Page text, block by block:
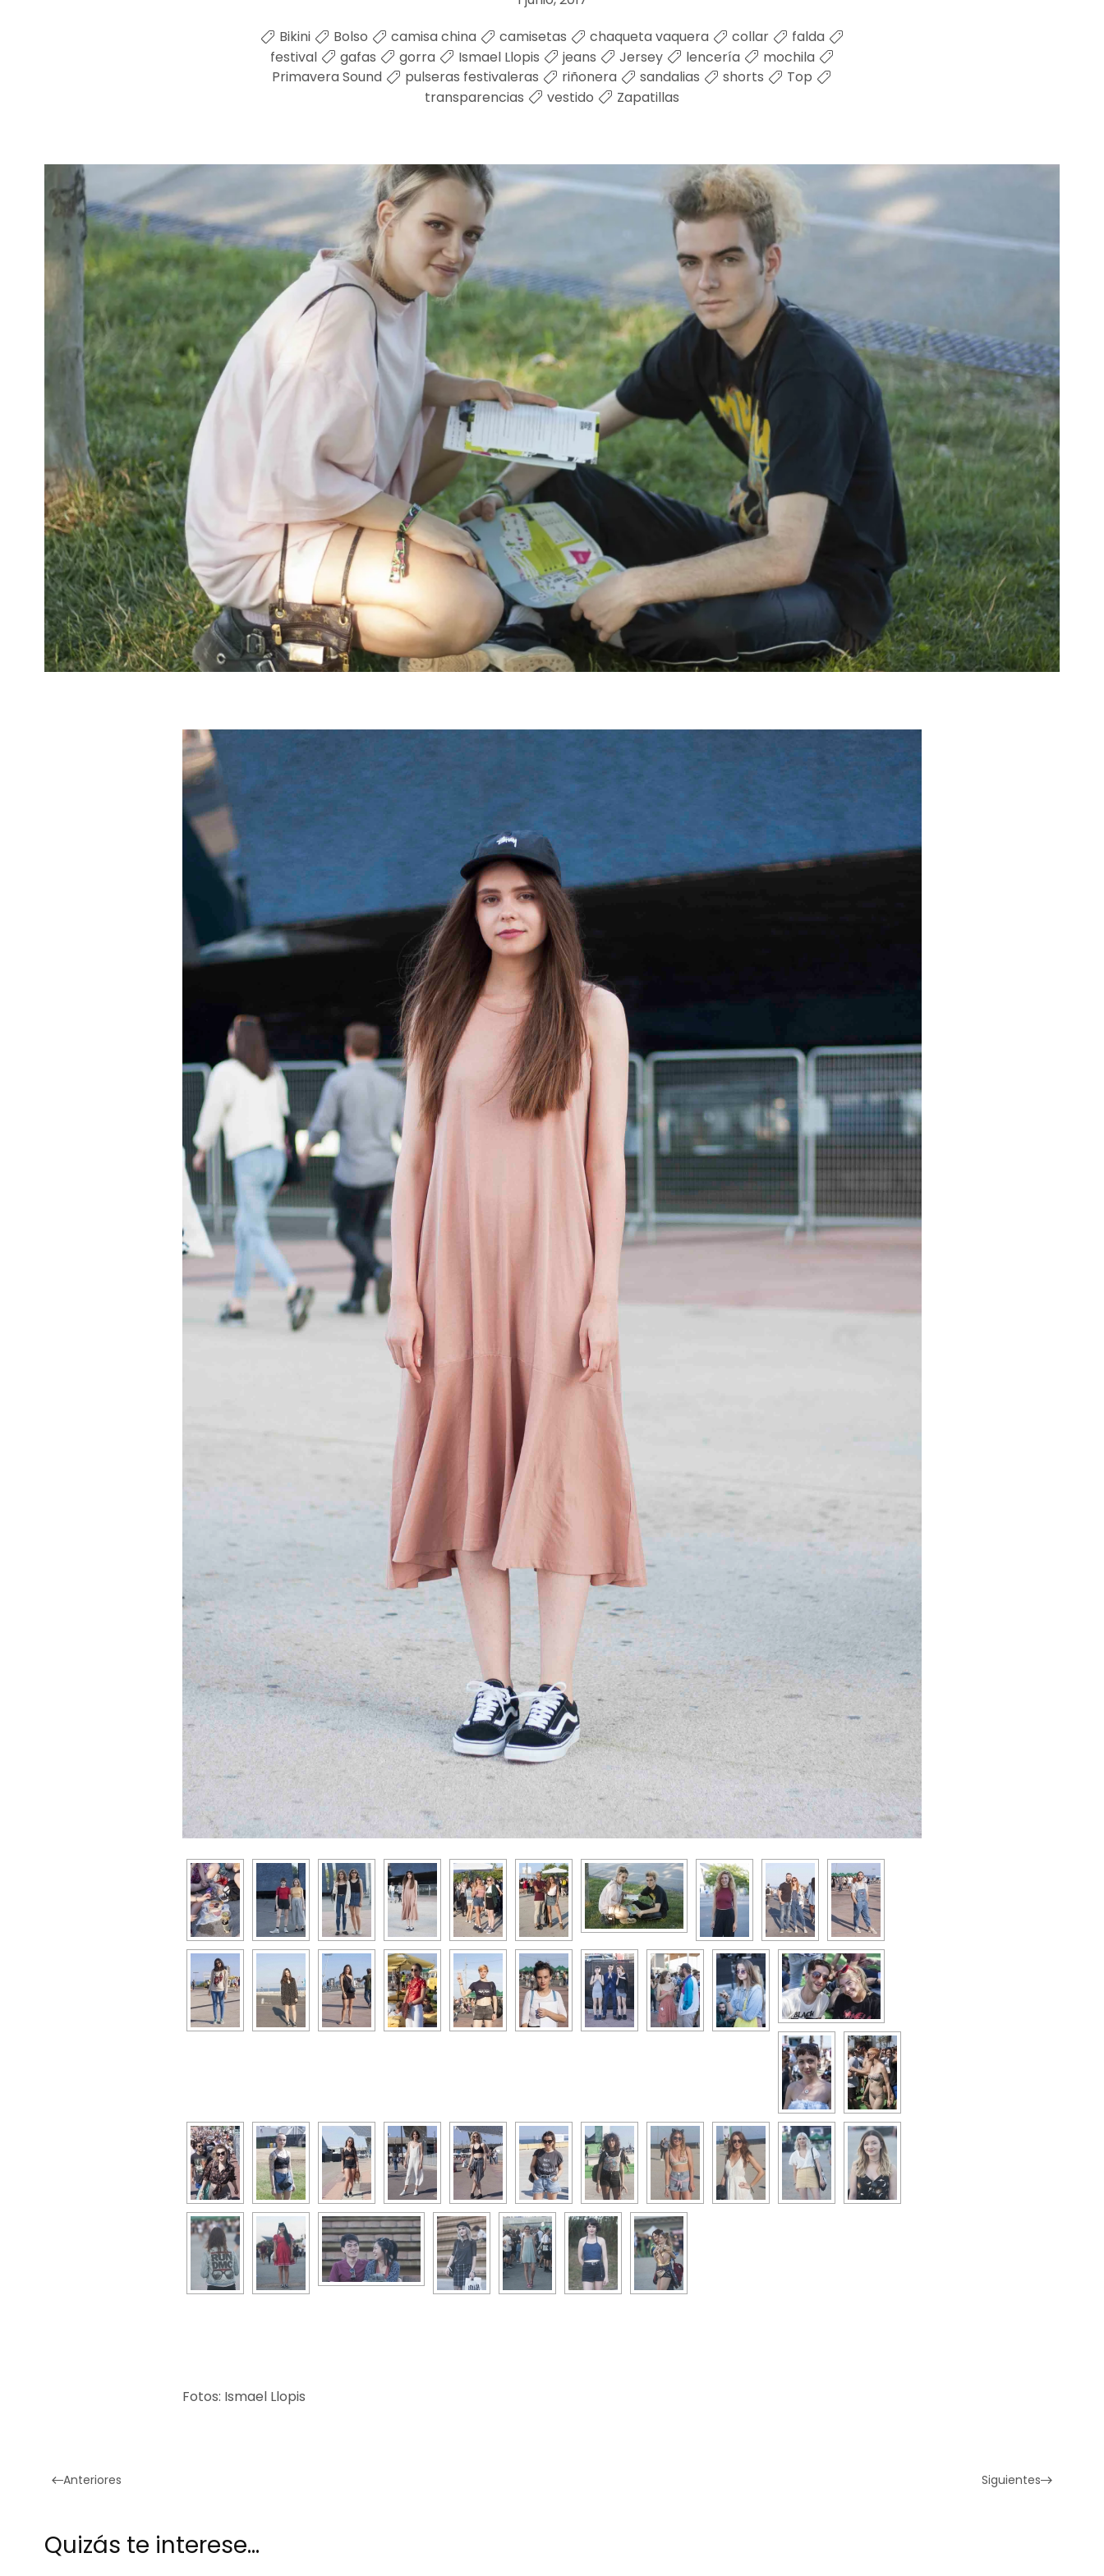
Bikini
Bolso camisa china camisetas chaqueta vaquera collar
falda
festival
gafas gorra Ismael Llopis jeans Jersey lencería
mochila
Primavera Sound
pulseras festivaleras riñonera sandalias shorts
Top
transparencias
vestido Zapatillas
Fotos: Ismael Llopis
Anteriores Siguientes
Quizás te interese…